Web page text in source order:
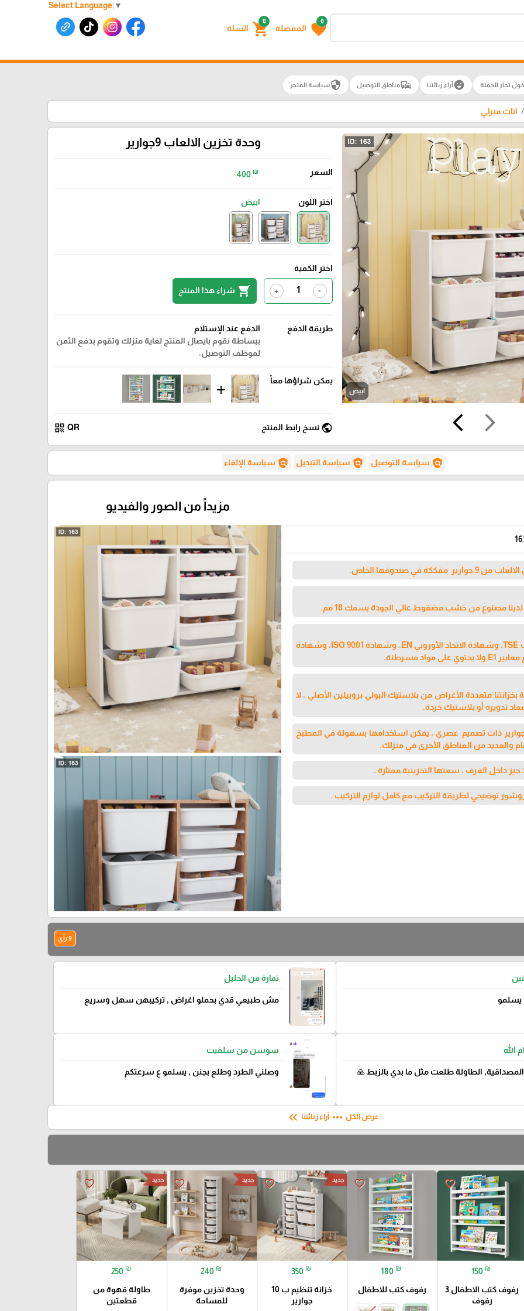
Select Language ▼
0
favorite المفضلة
0
shopping_cart السلة
تجار الجملة emoji_emotionsآراء زبائننا commuteمناطق التوصيل securityسياسة المتجر
اثاث منزلي
ابيض
arrow_forward_ios
arrow_back_ios
وحدة تخزين الالعاب 9جوارير
السعر 400 ₪
اختر اللون ابيض
اختر الكمية
-
+
shopping_cart شراء هذا المنتج
طريقة الدفع
الدفع عند الإستلام
ببساطة نقوم بايصال المنتج لغاية منزلك وتقوم بدفع الثمن
لموظف التوصيل.
يمكن شراؤها معاً
add
public نسخ رابط المنتج QR
qr_code
policy سياسة التوصيل policy سياسة التبديل policy سياسة الإلغاء
في صندوقها الخاص.
مصنوع من خشب مضغوط عالي الجودة بسمك 18 مم.
يحمل المنتج شهادات TSE، وشهادة الاتحاد الأوروبي EN، وشهادة ISO 9001، وشهادة
بخزانتنا متعددة الأغراض من بلاستيك البولي بروبيلين الأصلي ، لا
تدويره أو بلاستيك خردة.
التخزين من 9 جوارير ذات تصميم عصري ، يمكن استخدامها بسهولة في المطبخ
والعديد من المناطق الأخرى في منزلك.
داخل الغرف ، سعتها التخزينية ممتازة .
توضيحي لطريقة التركيب مع كامل لوازم التركيب .
مزيداً من الصور والفيديو
9 رأي
يسلمو
تمارة من الخليل
مش طبيعي قدي بحملو اغراض , تركيبهن سهل وسريع
الله
الطاولة طلعت مثل ما بدي بالزبط 🙏
سوسن من سلفيت
وصلني الطرد وطلع بجنن , يسلمو ع سرعتكم
عرض الكل more_horiz آراء زبائننا keyboard_double_arrow_left
favorite_border
150 ₪
رفوف كتب الاطفال 3
رفوف
favorite_border
180 ₪
رفوف كتب للاطفال
favorite_border جديد
350 ₪
خزانة تنظيم ب 10
جوارير
favorite_border جديد
240 ₪
وحدة تخزين موفرة
للمساحة
favorite_border جديد
250 ₪
طاولة قهوة من
قطعتين